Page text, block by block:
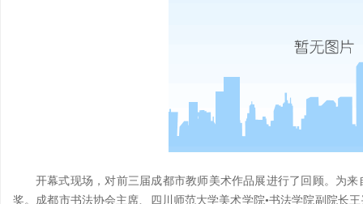
开幕式现场，对前三届成都市教师美术作品展进行了回顾。为
奖。成都市书法协会主席、四川师范大学美术学院•书法学院副院长